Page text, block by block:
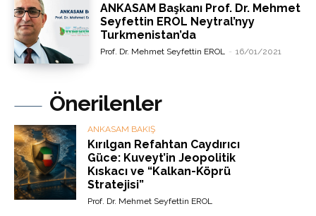
ANKASAM Başkanı Prof. Dr. Mehmet
Seyfettin EROL Neytral’nyy
Turkmenistan’da
Prof. Dr. Mehmet Seyfettin EROL - 16/01/2021
Önerilenler
ANKASAM BAKIŞ
Kırılgan Refahtan Caydırıcı
Güce: Kuveyt’in Jeopolitik
Kıskacı ve “Kalkan-Köprü
Stratejisi”
Prof. Dr. Mehmet Seyfettin EROL